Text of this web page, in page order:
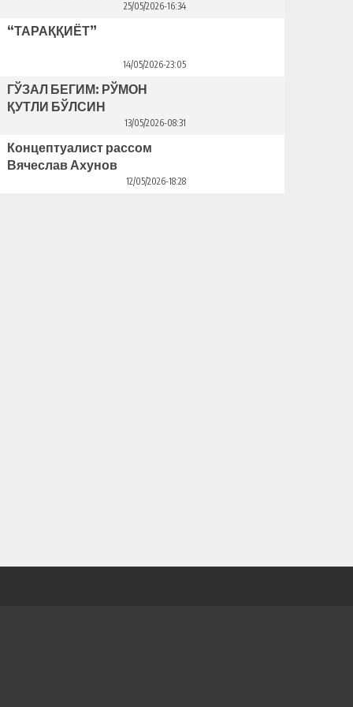
25/05/2026-16:34
“ТАРАҚҚИЁТ”
14/05/2026-23:05
ГЎЗАЛ БЕГИМ: РЎМОН
ҚУТЛИ БЎЛСИН
13/05/2026-08:31
Концептуалист рассом
Вячеслав Ахунов
Венецияда ўз кўргазмасини
12/05/2026-18:28